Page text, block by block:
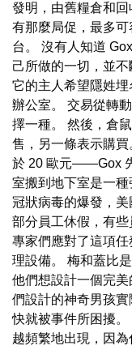
發明，由舊糧倉和回
有那麼局促，最多
台。 沒有人知道
己所做的一切，並不
它的主人希望隱姓
辦公室。 交易從轉
擇一種。 然後，倉
售，另一條表示購
於 20 歐元——Gox
室搬到地下室是一
冠狀病毒的爆發，美
部分員工休假，有
專家們應對了這項
理設備。 梅和蓋比
他們想設計一個完美
們設計的神奇男孩
快就被事件所困擾
越頻繁地出現，因